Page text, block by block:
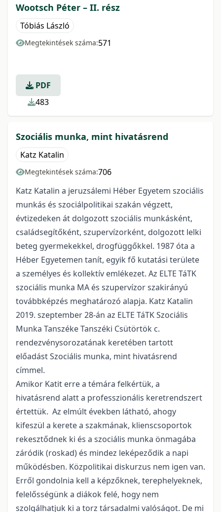
Wootsch Péter – II. rész
Tóbiás László
Megtekintések száma:571
PDF
483
Szociális munka, mint hivatásrend
Katz Katalin
Megtekintések száma:706
Katz Katalin a jeruzsálemi Héber Egyetem szociális
munkás és szociálpolitikai szakán végzett,
évtizedeken át dolgozott szociális munkásként,
családsegítőként, szupervízorként, dolgozott lelki
beteg gyermekekkel, drogfüggőkkel. 1987 óta a
Héber Egyetemen tanít, egyik fő kutatási területe
a személyes és kollektív emlékezet. Az ELTE TáTK
szociális munka MA és szupervízor szakirányú
továbbképzés meghatározó alapja. Katz Katalin
2019. szeptember 28-án az ELTE TáTK Szociális
Munka Tanszéke Tanszéki Csütörtök c.
rendezvénysorozatának keretében tartott
előadást Szociális munka, mint hivatásrend
címmel.
Amikor Katit erre a témára felkértük, a
hivatásrend alatt a professzionális keretrendszert
értettük. Az elmúlt években látható, ahogy
kifeszül a kerete a szakmának, klienscsoportok
rekesztődnek ki és a szociális munka önmagába
záródik (roskad) és mindez leképeződik a napi
működésben. Közpolitikai diskurzus nem igen van.
Erről gondolnia kell a képzőknek, terephelyeknek,
felelősségünk a diákok felé, hogy nem
szolgálhatjuk ki a torz társadalmi valóságot. De mi